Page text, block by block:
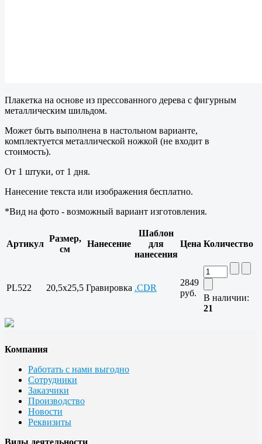
Плакетка на основе из прессованного дерева с фигурным
металлическим шильдом.
Может быть выполнена в настольном варианте,
комплектуется металлической ножкой (не входит в
стоимость).
От 1 штуки, от 1 дня.
Нанесение текста или изображения бесплатно.
*Вид на фото - возможный вариант изготовления.
Артикул
Размер,
см
Нанесение
Шаблон
для
нанесения
Цена Количество
PL522 20,5x25,5 Гравировка .CDR
2849
руб.
В наличии:
21
Компания
Работать с нами выгодно
Сотрудники
Заказчики
Производство
Новости
Реквизиты
Виды деятельности